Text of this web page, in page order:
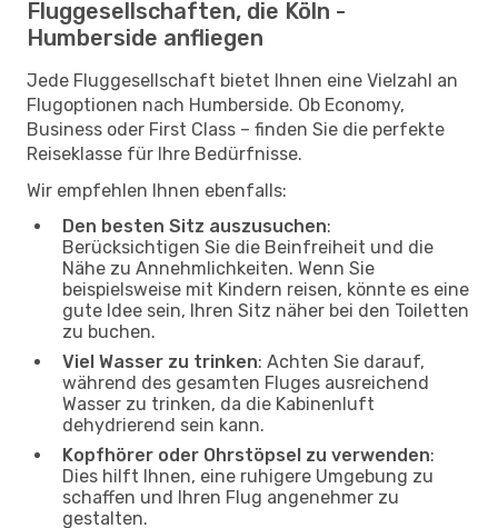
Fluggesellschaften, die Köln -
Humberside anfliegen
Jede Fluggesellschaft bietet Ihnen eine Vielzahl an
Flugoptionen nach Humberside. Ob Economy,
Business oder First Class – finden Sie die perfekte
Reiseklasse für Ihre Bedürfnisse.
Wir empfehlen Ihnen ebenfalls:
Den besten Sitz auszusuchen:
Berücksichtigen Sie die Beinfreiheit und die
Nähe zu Annehmlichkeiten. Wenn Sie
beispielsweise mit Kindern reisen, könnte es eine
gute Idee sein, Ihren Sitz näher bei den Toiletten
zu buchen.
Viel Wasser zu trinken: Achten Sie darauf,
während des gesamten Fluges ausreichend
Wasser zu trinken, da die Kabinenluft
dehydrierend sein kann.
Kopfhörer oder Ohrstöpsel zu verwenden:
Dies hilft Ihnen, eine ruhigere Umgebung zu
schaffen und Ihren Flug angenehmer zu
gestalten.